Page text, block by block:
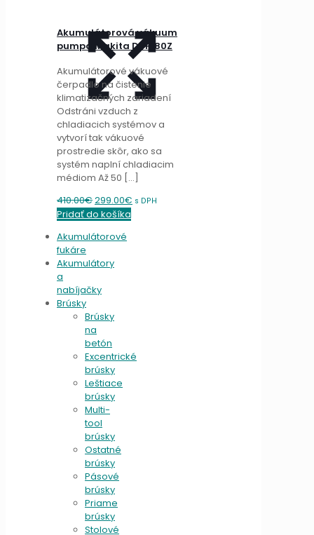
Akumulátorová vákuum
pumpa Makita DVP180Z
Akumulátorové vákuové
čerpadlo na čistenie
klimatizačných zariadení
Odstráni vzduch z
chladiacich systémov a
vytvorí tak vákuové
prostredie skôr, ako sa
systém naplní chladiacim
médiom Až 50 […]
410.00€Original
price
410.00€.
299.00€ Current
s DPH
Pridať do košíka
Akumulátorové
fukáre
Akumulátory
a
nabíjačky
Brúsky
Brúsky
na
betón
Excentrické
brúsky
Leštiace
brúsky
Multi-
tool
brúsky
Ostatné
brúsky
Pásové
brúsky
Priame
brúsky
Stolové